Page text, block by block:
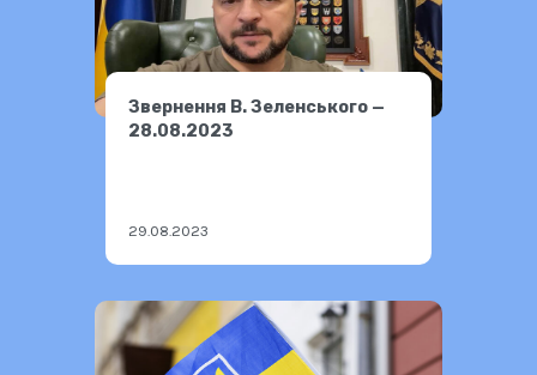
Звернення В. Зеленського —
28.08.2023
29.08.2023